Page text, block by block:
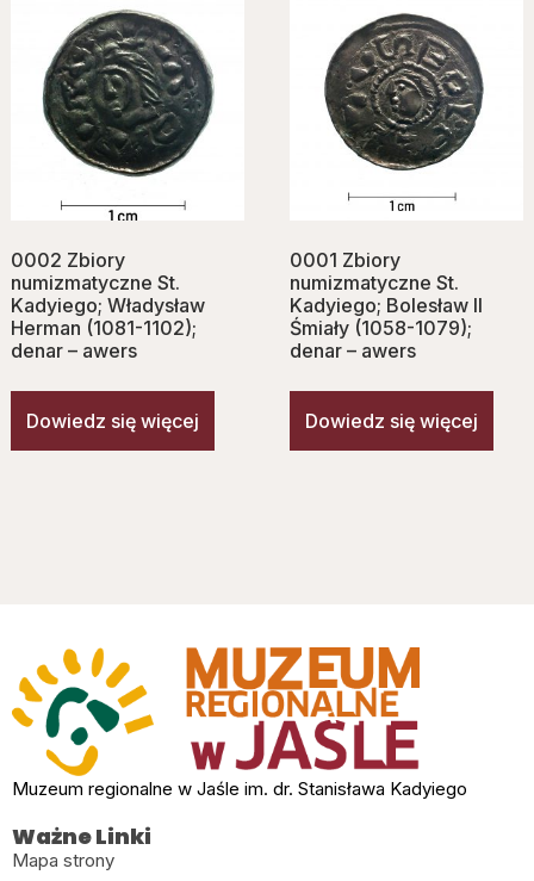
0002 Zbiory
numizmatyczne St.
Kadyiego; Władysław
Herman (1081-1102);
denar – awers
Dowiedz się więcej
0001 Zbiory
numizmatyczne St.
Kadyiego; Bolesław II
Śmiały (1058-1079);
denar – awers
Dowiedz się więcej
Muzeum regionalne w Jaśle im. dr. Stanisława Kadyiego
Ważne Linki
Mapa strony